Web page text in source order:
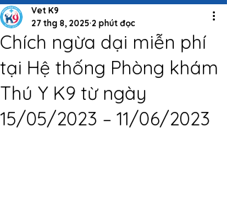
Chích ngừa dại miễn phí
tại Hệ thống Phòng khám
Thú Y K9 từ ngày
15/05/2023 – 11/06/2023
Vet K9
27 thg 8, 2025 2 phút đọc